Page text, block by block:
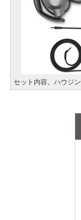
セット内容。ハウジ